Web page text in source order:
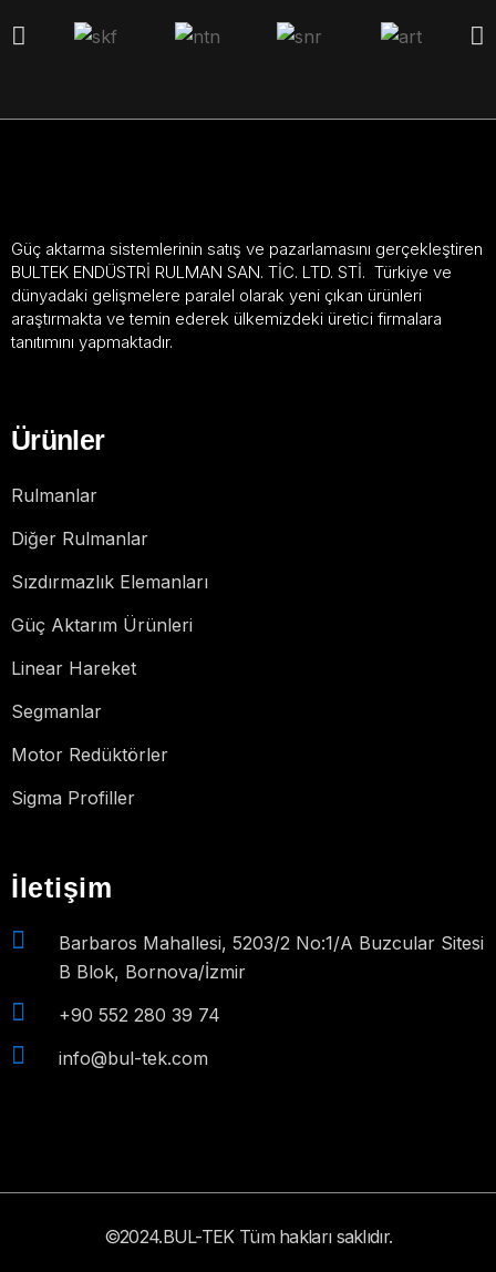
Güç aktarma sistemlerinin satış ve pazarlamasını gerçekleştiren
BULTEK ENDÜSTRİ RULMAN SAN. TİC. LTD. STİ. Türkiye ve
dünyadaki gelişmelere paralel olarak yeni çıkan ürünleri
araştırmakta ve temin ederek ülkemizdeki üretici firmalara
tanıtımını yapmaktadır.
Ürünler
Rulmanlar
Diğer Rulmanlar
Sızdırmazlık Elemanları
Güç Aktarım Ürünleri
Linear Hareket
Segmanlar
Motor Redüktörler
Sigma Profiller
İletişim
Barbaros Mahallesi, 5203/2 No:1/A Buzcular Sitesi
B Blok, Bornova/İzmir
+90 552 280 39 74
info@bul-tek.com
©2024.BUL-TEK Tüm hakları saklıdır.